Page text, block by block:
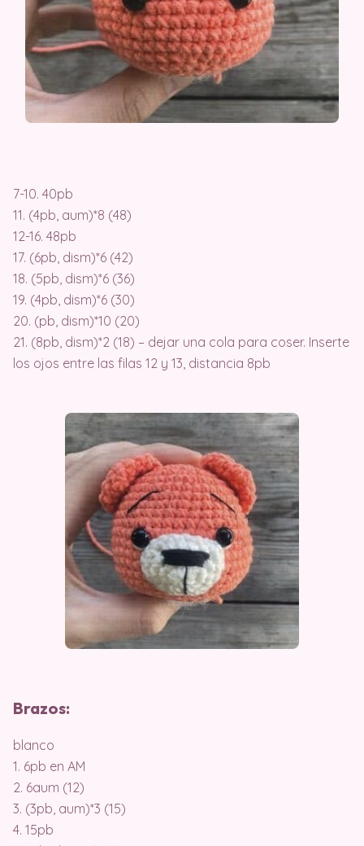
7-10. 40pb
11. (4pb, aum)*8 (48)
12-16. 48pb
17. (6pb, dism)*6 (42)
18. (5pb, dism)*6 (36)
19. (4pb, dism)*6 (30)
20. (pb, dism)*10 (20)
21. (8pb, dism)*2 (18) – dejar una cola para coser. Inserte
los ojos entre las filas 12 y 13, distancia 8pb
Brazos:
blanco
1. 6pb en AM
2. 6aum (12)
3. (3pb, aum)*3 (15)
4. 15pb